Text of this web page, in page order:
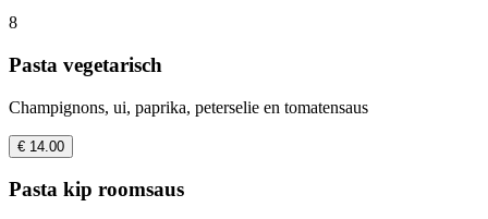
8
Pasta vegetarisch
Champignons, ui, paprika, peterselie en tomatensaus
€ 14.00
Pasta kip roomsaus